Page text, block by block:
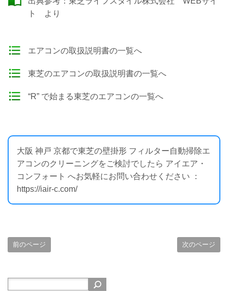
ト
より
エアコンの取扱説明書の一覧へ
東芝のエアコンの取扱説明書の一覧へ
“R” で始まる東芝のエアコンの一覧へ
大阪 神戸 京都で東芝の壁掛形 フィルター自動掃除エ
アコンのクリーニングをご検討でしたら アイエア・
コンフォート へお気軽にお問い合わせください ：
https://iair-c.com/
前のページ 次のページ